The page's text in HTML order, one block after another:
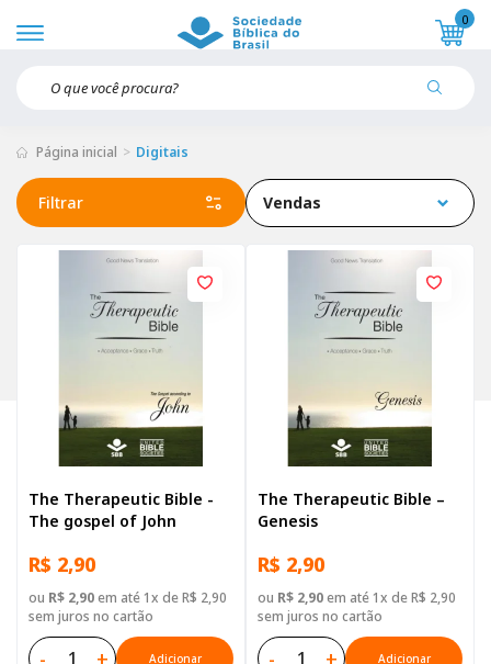
0
Página inicial Digitais
Filtrar
The Therapeutic Bible -
The gospel of John
R$ 2,90
ou R$ 2,90em até 1x de R$ 2,90
sem juros no cartão
Adicionar
The Therapeutic Bible –
Genesis
R$ 2,90
ou R$ 2,90em até 1x de R$ 2,90
sem juros no cartão
Adicionar